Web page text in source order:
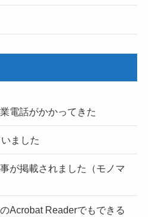
電話がかかってきた
ました
が掲載されました（モノマ
Acrobat Readerでもできる